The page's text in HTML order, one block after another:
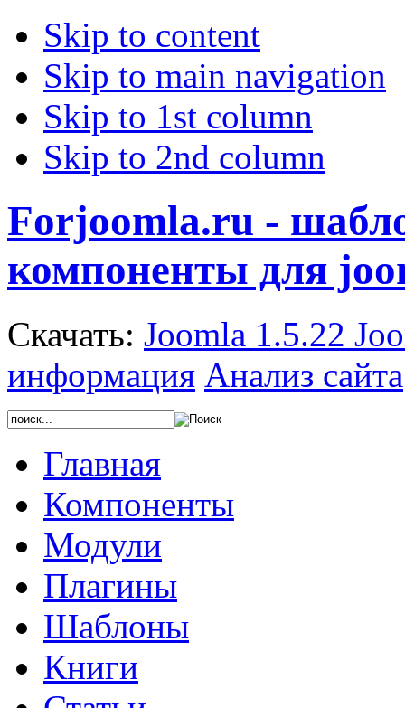
Skip to content
Skip to main navigation
Skip to 1st column
Skip to 2nd column
Forjoomla.ru -
компоненты для
Скачать: Joomla 1.5.22
информация Анализ сайта
Главная
Компоненты
Модули
Плагины
Шаблоны
Книги